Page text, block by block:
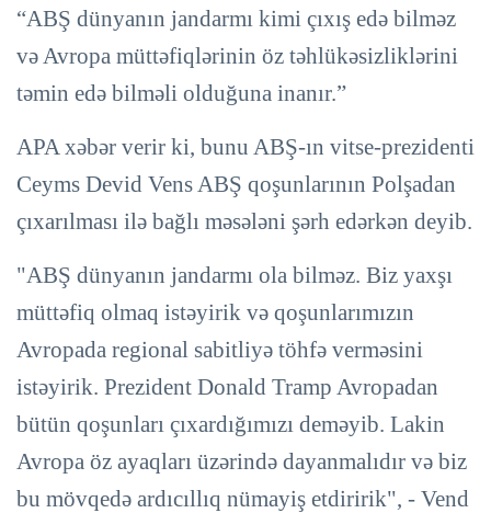
“ABŞ dünyanın jandarmı kimi çıxış edə bilməz
və Avropa müttəfiqlərinin öz təhlükəsizliklərini
təmin edə bilməli olduğuna inanır.”
APA xəbər verir ki, bunu ABŞ-ın vitse-prezidenti
Ceyms Devid Vens ABŞ qoşunlarının Polşadan
çıxarılması ilə bağlı məsələni şərh edərkən deyib.
"ABŞ dünyanın jandarmı ola bilməz. Biz yaxşı
müttəfiq olmaq istəyirik və qoşunlarımızın
Avropada regional sabitliyə töhfə verməsini
istəyirik. Prezident Donald Tramp Avropadan
bütün qoşunları çıxardığımızı deməyib. Lakin
Avropa öz ayaqları üzərində dayanmalıdır və biz
bu mövqedə ardıcıllıq nümayiş etdiririk", - Vend